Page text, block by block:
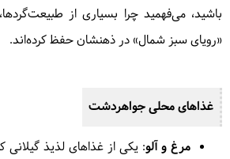
باشید، می‌فهمید چرا بسیاری از
«رویای سبز شمال» در ذهنشان حفظ کرده‌اند.
غذاهای محلی جواهردشت
مرغ و آلو: یکی از غذاهای لذیذ گیلانی